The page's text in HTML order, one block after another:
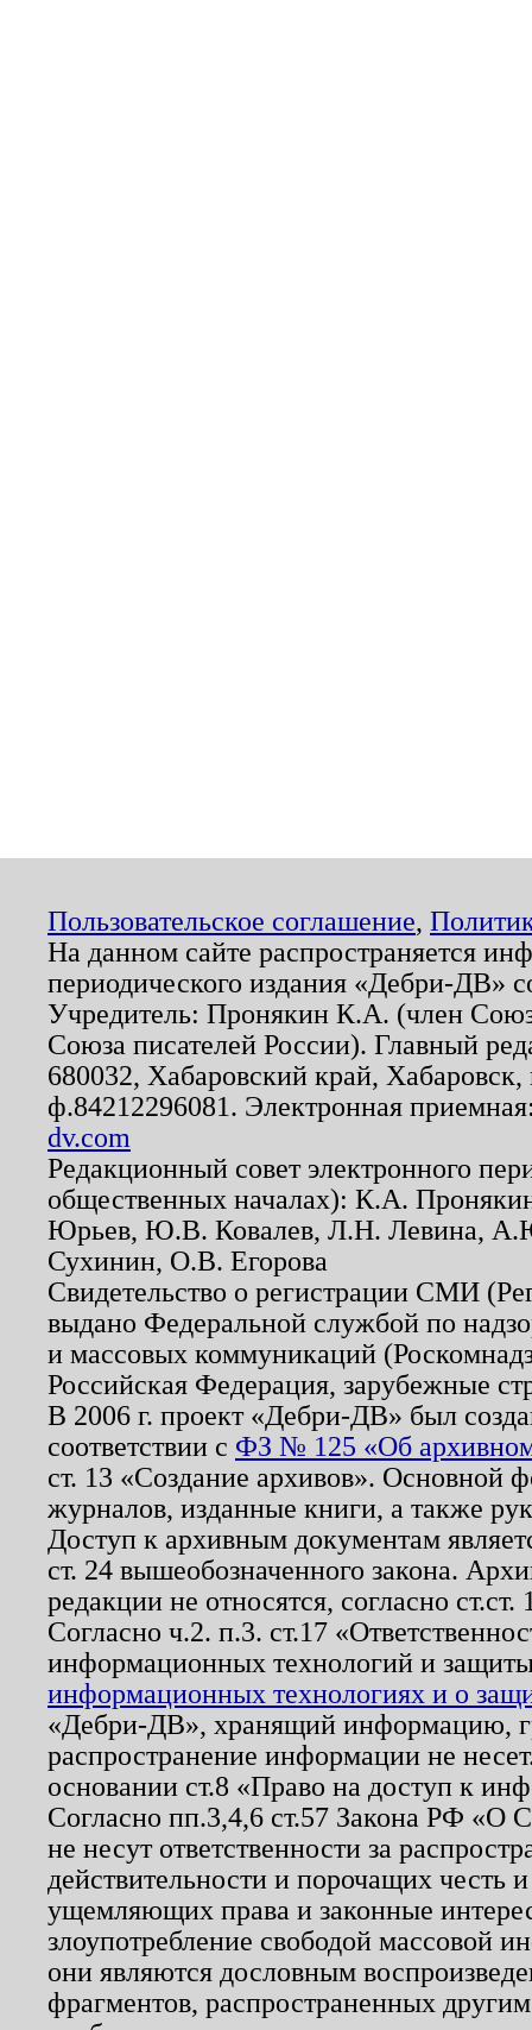
Пользовательское соглашение,
На данном сайте распространяется
периодического издания «Дебри-ДВ»
Учредитель: Пронякин К.А. (член
Союза писателей России). Главный
680032, Хабаровский край,
ф.84212296081. Электронная
dv.com
Редакционный совет электронного
общественных началах): К.А.
Юрьев, Ю.В. Ковалев, Л.Н. Левина,
Сухинин, О.В. Егорова
Свидетельство о регистрации СМИ
выдано Федеральной службой по
и массовых коммуникаций
Российская Федерация, зарубежные
В 2006 г. проект «Дебри-ДВ» был
соответствии с ФЗ № 125 «Об
ст. 13 «Создание архивов». Основной
журналов, изданные книги, а также
Доступ к архивным документам
ст. 24 вышеобозначенного закона.
редакции не относятся, согласно
Согласно ч.2. п.3. ст.17
информационных технологий и
информационных технологиях и о
«Дебри-ДВ», хранящий информацию,
распространение информации не
основании ст.8 «Право на доступ к
Согласно пп.3,4,6 ст.57 Закона РФ «О
не несут ответственности за
действительности и порочащих честь
ущемляющих права и законные
злоупотребление свободой массовой
они являются дословным
фрагментов, распространенных